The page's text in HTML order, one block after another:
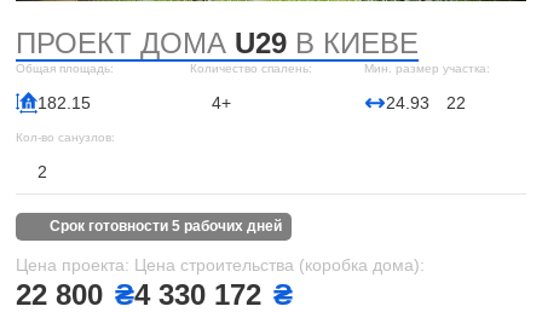
ПРОЕКТ ДОМА U29 В КИЕВЕ
Общая площадь:
182.15
Количество спалень:
4+
Мин. размер участка:
24.93 22
Кол-во санузлов:
2
срок готовности 5 рабочих дней
Цена проекта:
22 800 ₴
Цена строительства (коробка дома):
4 330 172 ₴